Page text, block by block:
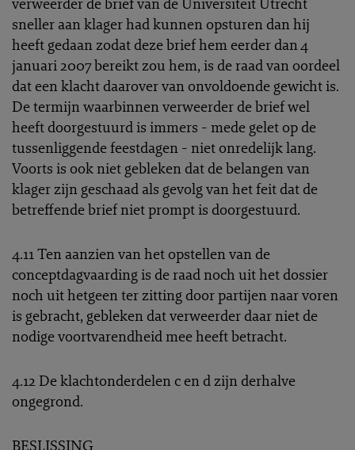
sneller aan klager had kunnen opsturen dan hij
heeft gedaan zodat deze brief hem eerder dan 4
januari 2007 bereikt zou hem, is de raad van oordeel
dat een klacht daarover van onvoldoende gewicht is.
De termijn waarbinnen verweerder de brief wel
heeft doorgestuurd is immers - mede gelet op de
tussenliggende feestdagen - niet onredelijk lang.
Voorts is ook niet gebleken dat de belangen van
klager zijn geschaad als gevolg van het feit dat de
betreffende brief niet prompt is doorgestuurd.
4.11 Ten aanzien van het opstellen van de
conceptdagvaarding is de raad noch uit het dossier
noch uit hetgeen ter zitting door partijen naar voren
is gebracht, gebleken dat verweerder daar niet de
nodige voortvarendheid mee heeft betracht.
4.12 De klachtonderdelen c en d zijn derhalve
ongegrond.
BESLISSING